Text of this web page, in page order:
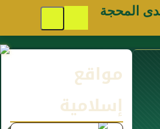
المحجة
مواقع
إسلامية